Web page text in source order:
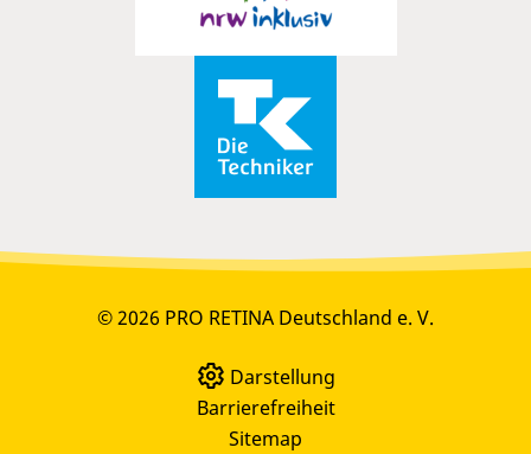
© 2026 PRO RETINA Deutschland e. V.
Darstellung
Barrierefreiheit
Sitemap